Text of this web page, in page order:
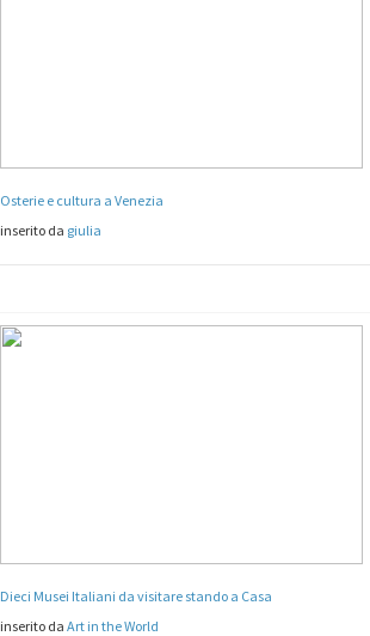
Osterie e cultura a Venezia
inserito da giulia
Dieci Musei Italiani da visitare stando a Casa
inserito daArt in the World